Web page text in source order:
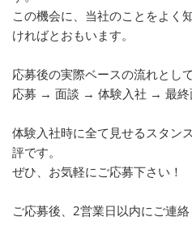
この機会に、当社のことをよく
ければとおもいます。
応募後の実際ベースの流れとし
応募 → 面談 → 体験入社 → 最終
体験入社時に全て見せるスタン
評です。
ぜひ、お気軽にご応募下さい！
ご応募後、2営業日以内にご連絡